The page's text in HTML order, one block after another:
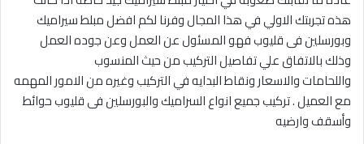
هذه تجربتك الاولي في هذا المجال وفرنا لكم افضل مبلط سيراميك
وبورسلين فى قليوب فهو المسئول عن العمل وعن جوده العمل
وذلك بالاتفاق علي تفاصيل التركيب من حيث المنسوب
واللحامات والاسعار ونقاط البدايه في التركيب وغيره من الامور المهمه
مع العميل . تركيب جميع انواع السراميك والبورسلين فى قليوب حوائط
وأسقف وارضيه‎